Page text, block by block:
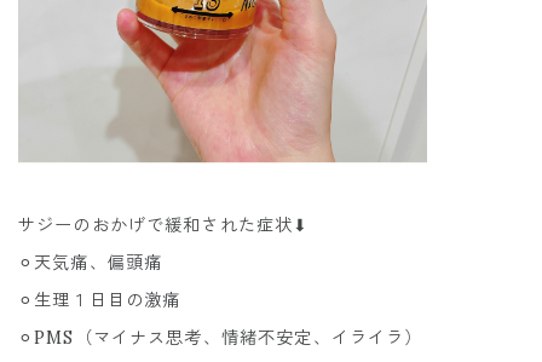
サジーのおかげで緩和された症状⬇︎
⚪︎天気痛、偏頭痛
⚪︎生理１日目の激痛
⚪︎PMS（マイナス思考、情緒不安定、イライラ）